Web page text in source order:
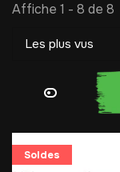
Affiche 1 - 8 de 8
Les plus vus
Soldes